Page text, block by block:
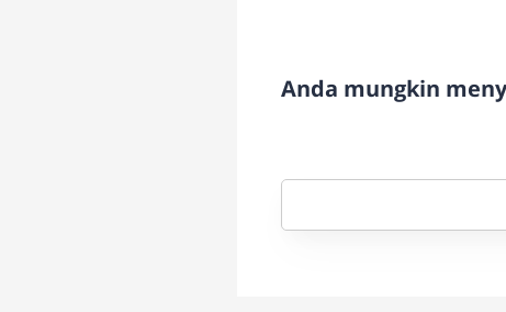
Anda mungkin